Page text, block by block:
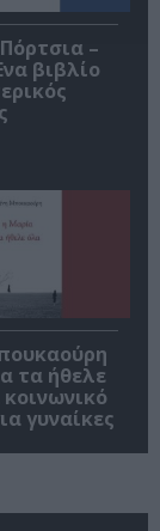
–
βιβλίο
τα ήθελε
γυναίκες